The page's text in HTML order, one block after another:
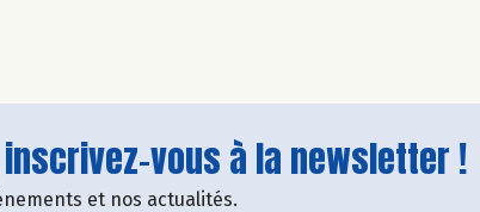
vous à la newsletter !
et nos actualités.